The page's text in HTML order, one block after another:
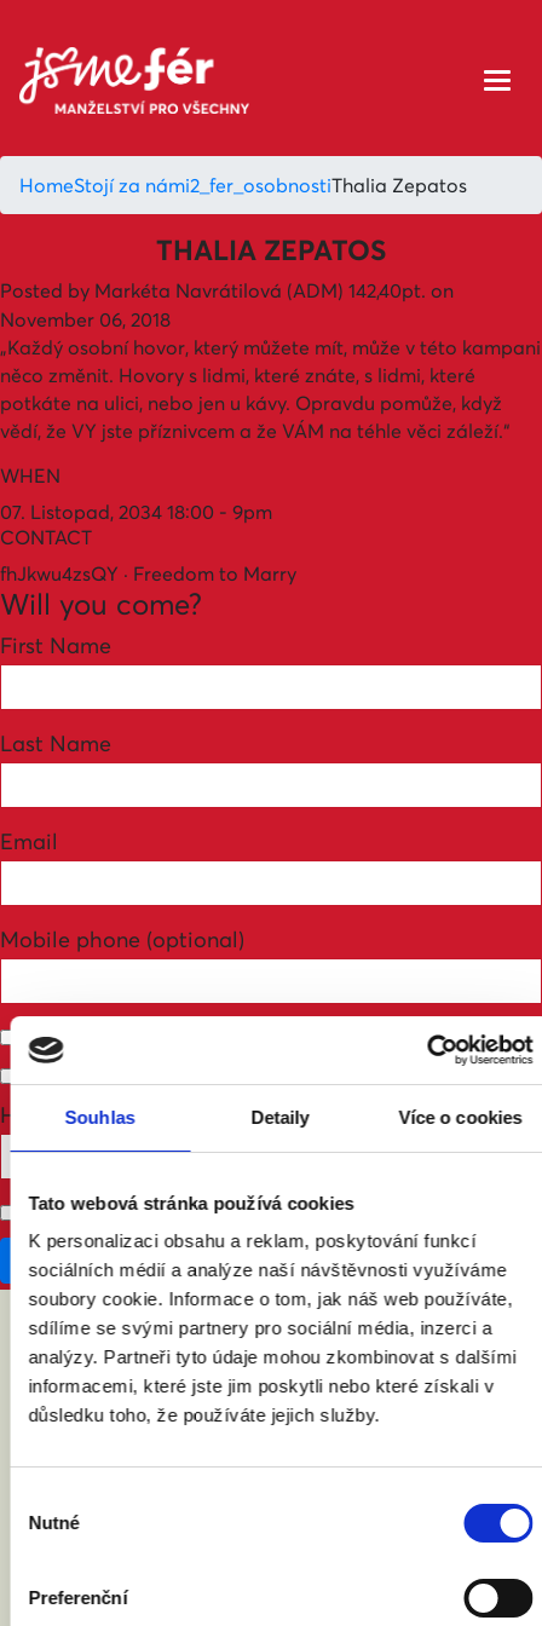
Souhlas Detaily Více o cookies
Tato webová stránka používá cookies
K personalizaci obsahu a reklam, poskytování funkcí
sociálních médií a analýze naší návštěvnosti využíváme
soubory cookie. Informace o tom, jak náš web používáte,
sdílíme se svými partnery pro sociální média, inzerci a
analýzy. Partneři tyto údaje mohou zkombinovat s dalšími
informacemi, které jste jim poskytli nebo které získali v
důsledku toho, že používáte jejich služby.
souhlasu
Nutné
Preferenční
HomeStojí za námi2_fer_osobnostiThalia Zepatos
THALIA ZEPATOS
Posted by Markéta Navrátilová (ADM) 142,40pt. on
November 06, 2018
„Každý osobní hovor, který můžete mít, může v této kampani
něco změnit. Hovory s lidmi, které znáte, s lidmi, které
potkáte na ulici, nebo jen u kávy. Opravdu pomůže, když
vědí, že VY jste příznivcem a že VÁM na téhle věci záleží.“
WHEN
07. Listopad, 2034 18:00 - 9pm
CONTACT
fhJkwu4zsQY · Freedom to Marry
Will you come?
First Name
Last Name
Email
Mobile phone (optional)
Send me email updates
How many other people are you bringing?
Don't publish my RSVP on the website
ABY VÁM O MANŽELSTVÍ NIC
NEUNIKLO